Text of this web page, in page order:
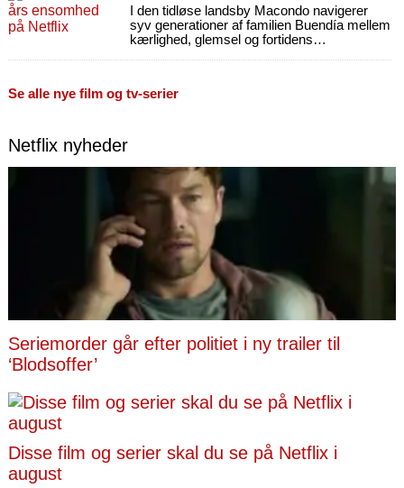
I den tidløse landsby Macondo navigerer
syv generationer af familien Buendía mellem
kærlighed, glemsel og fortidens
Se alle nye film og tv-serier
Netflix nyheder
Seriemorder går efter politiet i ny trailer til
‘Blodsoffer’
Disse film og serier skal du se på Netflix i
august